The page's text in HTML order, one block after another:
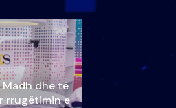
Madh dhe të
rrugëtimin e